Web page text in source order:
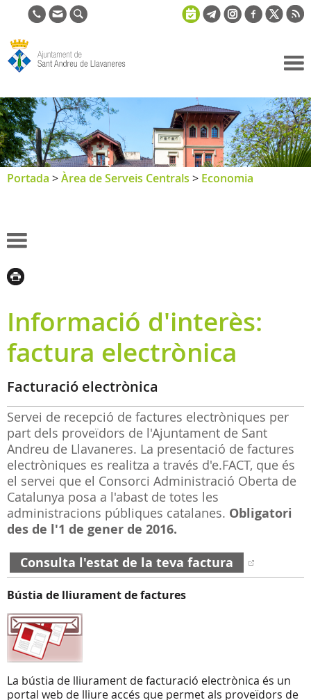
de Sant
Andreu de
Llavaneres
Portada >Àrea de Serveis Centrals > Economia
Informació d'interès:
factura electrònica
Facturació electrònica
Servei de recepció de factures electròniques per
part dels proveïdors de l'Ajuntament de Sant
Andreu de Llavaneres. La presentació de factures
electròniques es realitza a través d'e.FACT, que és
el servei que el Consorci Administració Oberta de
Catalunya posa a l'abast de totes les
administracions públiques catalanes. Obligatori
des de l'1 de gener de 2016.
Consulta l'estat de la teva factura
Bústia de lliurament de factures
La bústia de lliurament de facturació electrònica és un
portal web de lliure accés que permet als proveïdors de